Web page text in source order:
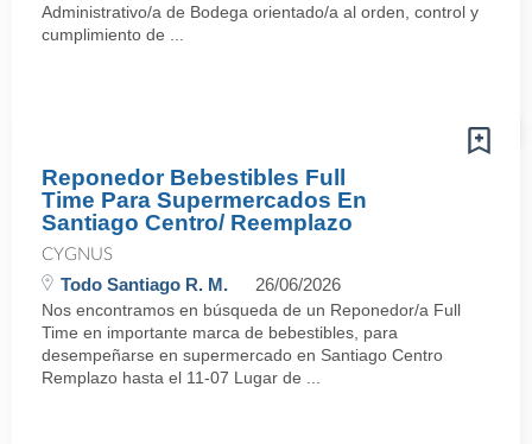
Administrativo/a de Bodega orientado/a al orden, control y
cumplimiento de ...
Reponedor Bebestibles Full
Time Para Supermercados En
Santiago Centro/ Reemplazo
CYGNUS
Todo Santiago R. M. 26/06/2026
Nos encontramos en búsqueda de un Reponedor/a Full
Time en importante marca de bebestibles, para
desempeñarse en supermercado en Santiago Centro
Remplazo hasta el 11-07 Lugar de ...